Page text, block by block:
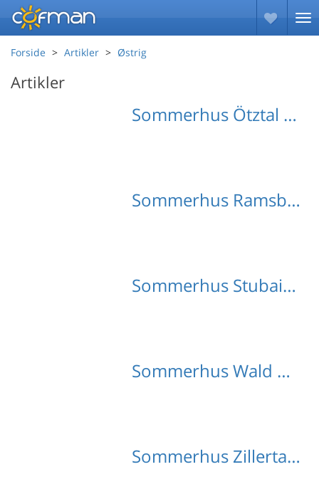
Forside Artikler Østrig
Artikler
Sommerhus Ötztal med hund
Sommerhus Ramsberg med hund
Sommerhus Stubaital med hund
Sommerhus Wald med hund
Sommerhus Zillertal med hund